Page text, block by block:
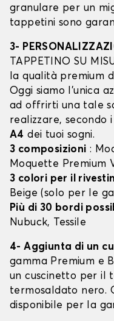
granulare per un
tappetini sono
3-
TAPPETINO SU
la qualità premium
Oggi siamo l’unica
ad offrirti una tale
realizzare, secondo
A4 dei tuoi sogni.
3 composizioni :
Moquette Premium
3 colori per il
Beige (solo per le
Più di 30 bordi
Nubuck, Tessile
4- Aggiunta di un
gamma Premium e
un cuscinetto per il
termosaldato nero.
disponibile per la